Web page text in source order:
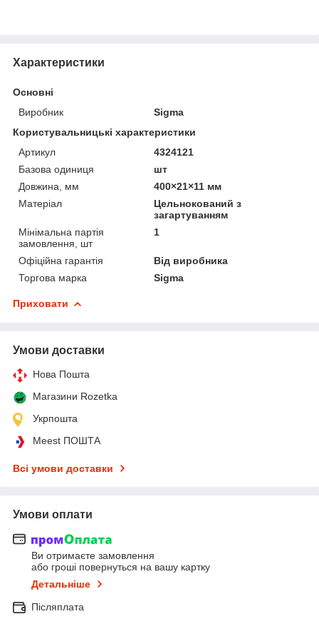
Характеристики
Основні
Виробник
Sigma
Користувальницькі характеристики
Артикул
4324121
Базова одиниця
шт
Довжина, мм
400×21×11 мм
Матеріал
Цельнокований з
загартуванням
Мінімальна партія
замовлення, шт
1
Офіційна гарантія
Від виробника
Торгова марка
Sigma
Приховати
Умови доставки
Нова Пошта
Магазини Rozetka
Укрпошта
Meest ПОШТА
Всі умови доставки
Умови оплати
Ви отримаєте замовлення
або гроші повернуться на вашу картку
Детальніше
Післяплата